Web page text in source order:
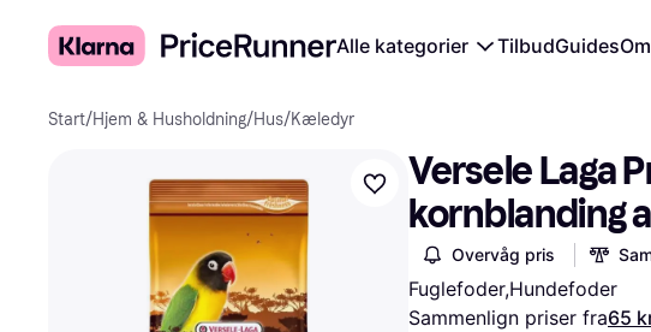
Alle kategorier TilbudGuides
Start/Hjem & Husholdning/Hus/Kæledyr
Versele Laga
kornblanding
Overvåg pris
Fuglefoder,Hundefoder
Sammenlign priser fra65